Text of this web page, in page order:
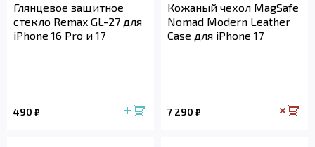
Глянцевое защитное
стекло Remax GL-27 для
iPhone 16 Pro и 17
490 ₽
Кожаный чехол MagSafe
Nomad Modern Leather
Case для iPhone 17
7 290 ₽